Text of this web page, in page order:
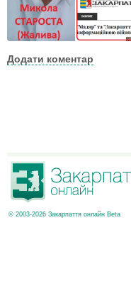
Додати коментар
© 2003-2026 Закарпаття онлайн Beta